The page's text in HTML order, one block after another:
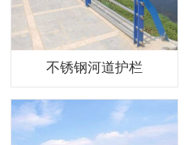
不锈钢河道护栏